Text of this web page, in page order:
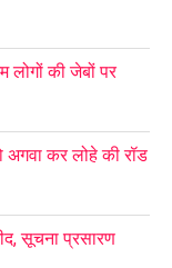
की जेबों पर
अगवा कर लोहे की रॉड
सूचना प्रसारण